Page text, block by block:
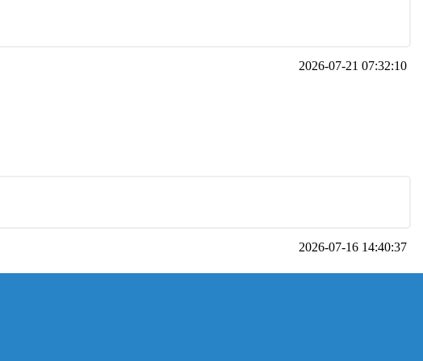
2026-07-21 07:32:10
2026-07-16 14:40:37